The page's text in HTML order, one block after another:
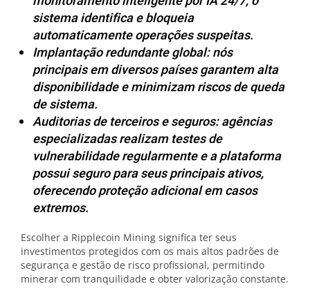
sistema identifica e bloqueia
automaticamente operações suspeitas.
Implantação redundante global: nós
principais em diversos países garantem alta
disponibilidade e minimizam riscos de queda
de sistema.
Auditorias de terceiros e seguros: agências
especializadas realizam testes de
vulnerabilidade regularmente e a plataforma
possui seguro para seus principais ativos,
oferecendo proteção adicional em casos
extremos.
Escolher a Ripplecoin Mining significa ter seus
investimentos protegidos com os mais altos padrões de
segurança e gestão de risco profissional, permitindo
minerar com tranquilidade e obter valorização constante.